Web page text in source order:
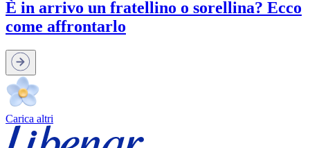
È in arrivo un fratellino o sorellina? Ecco
come affrontarlo
Carica altri